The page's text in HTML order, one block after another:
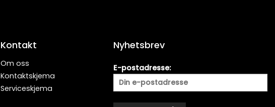
Kontakt
Om oss
Kontaktskjema
Serviceskjema
Nyhetsbrev
E-postadresse: